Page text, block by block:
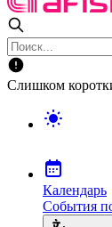
Слишком
Календарь
События